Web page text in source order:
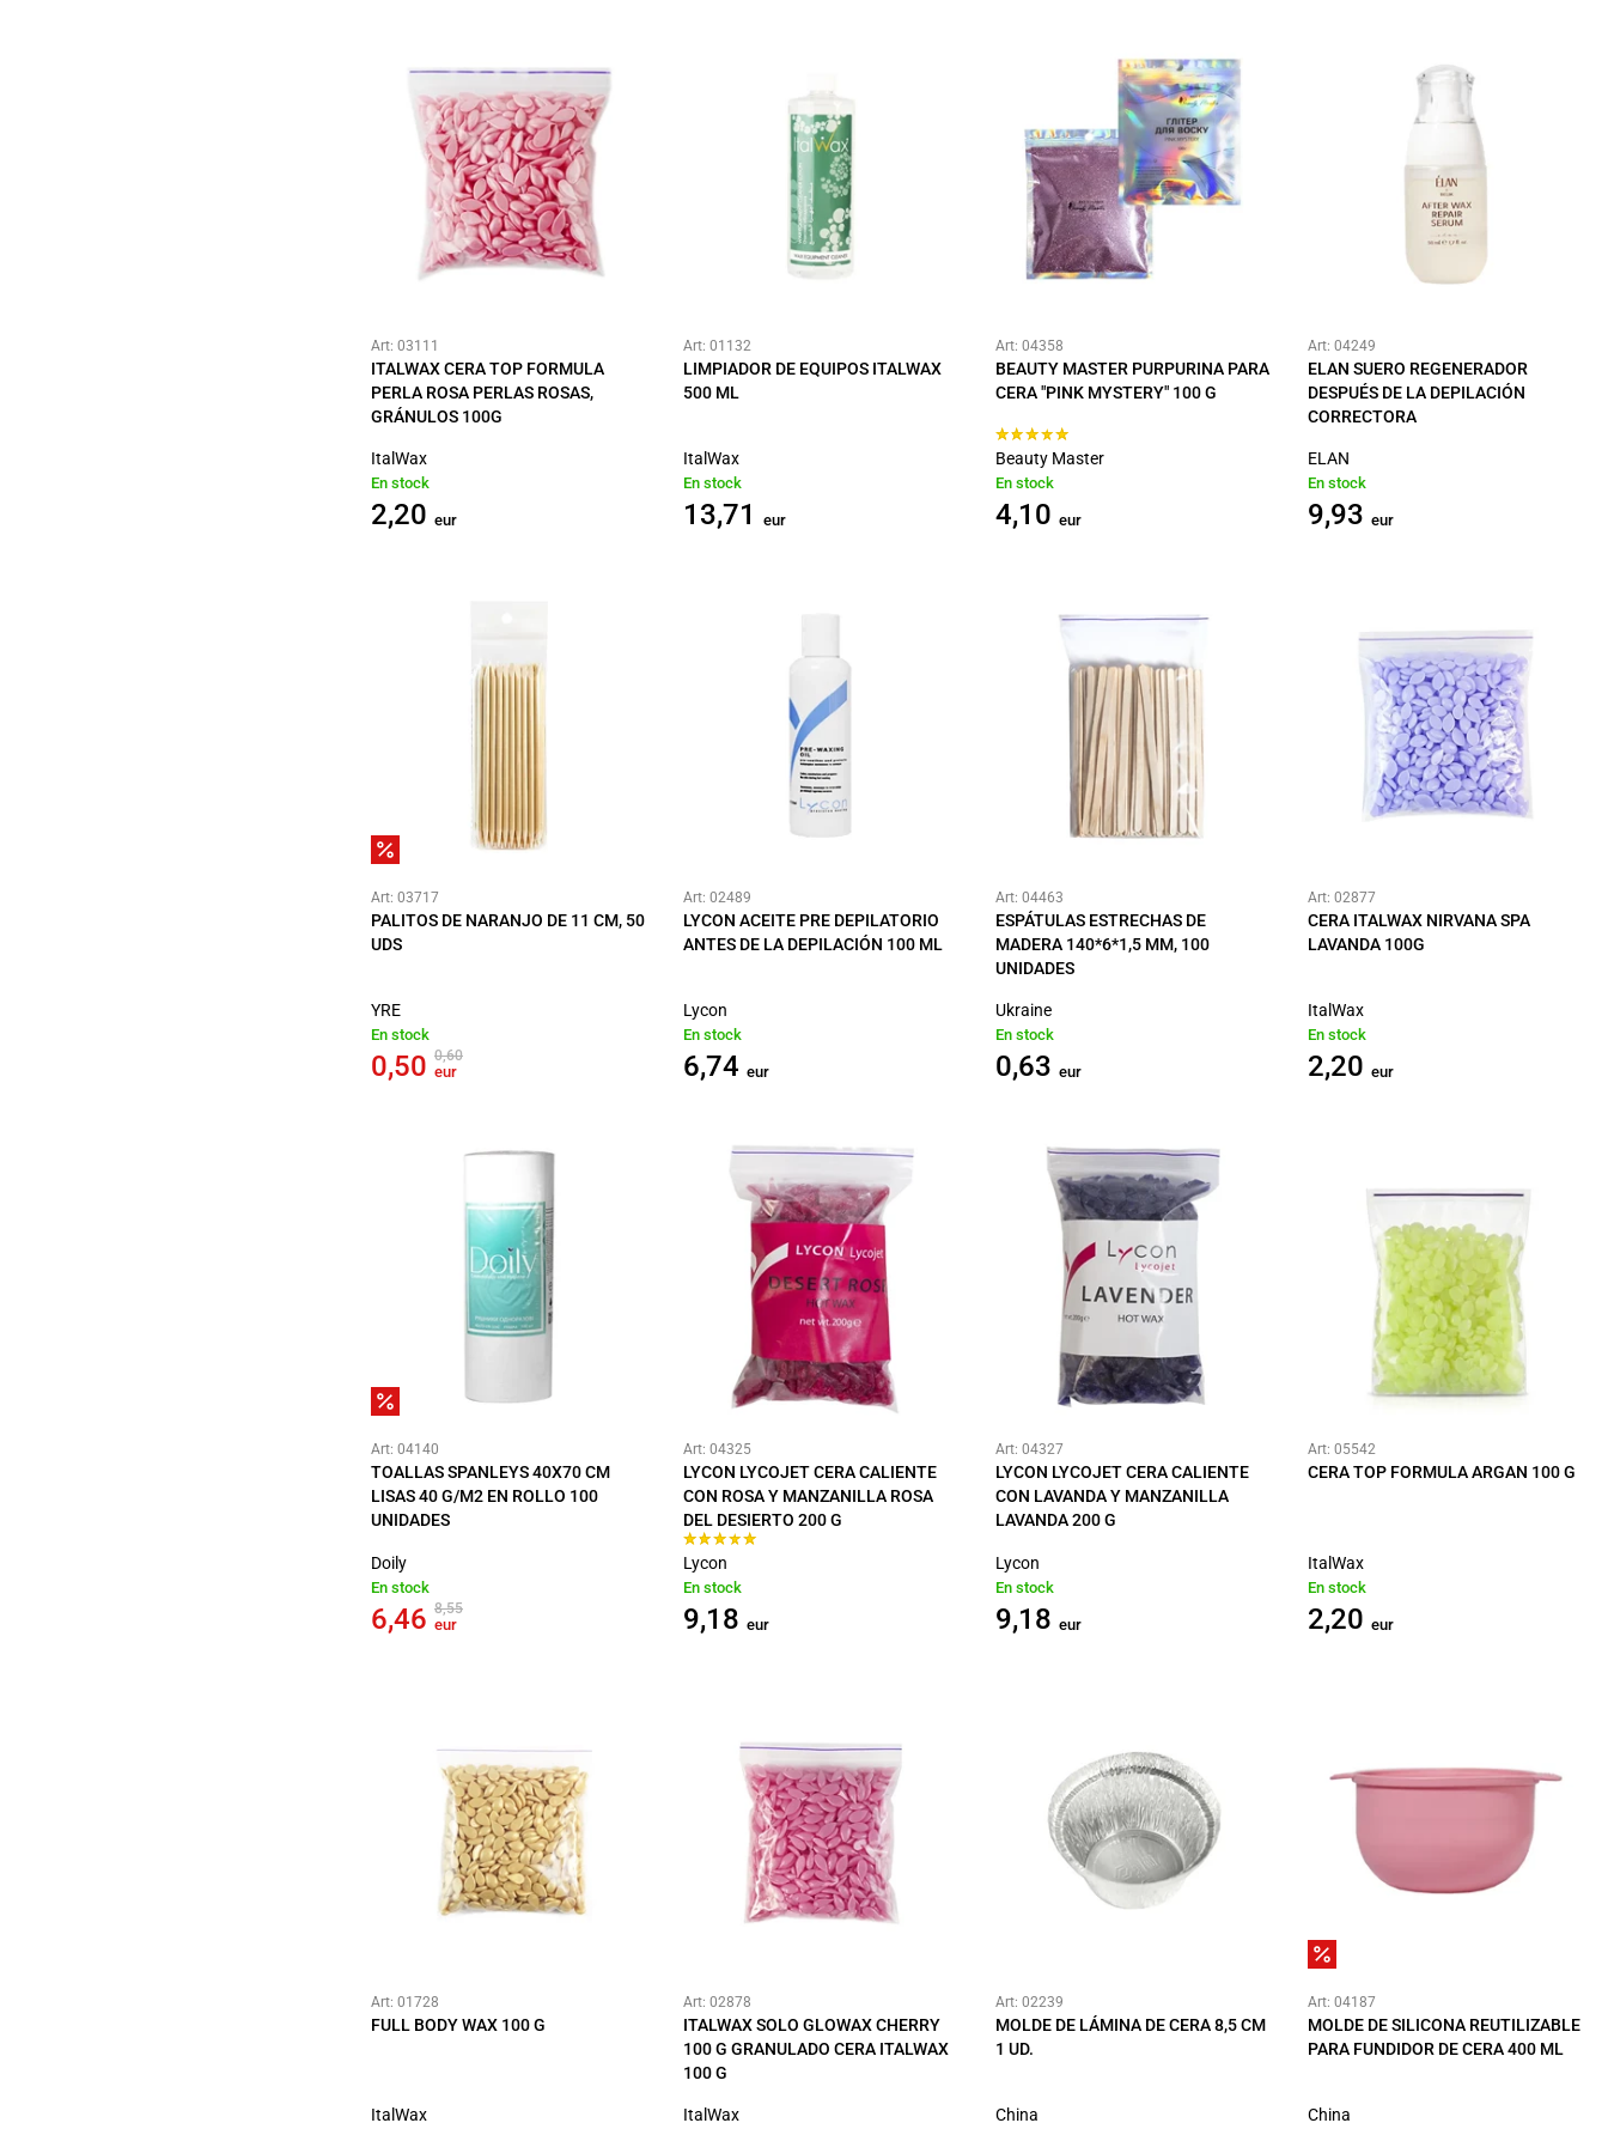
Art: 03111
ITALWAX CERA TOP FORMULA
PERLA ROSA PERLAS ROSAS,
GRÁNULOS 100G
ItalWax
En stock
2,20 eur
Art: 01132
LIMPIADOR DE EQUIPOS ITALWAX
500 ML
ItalWax
En stock
13,71 eur
Art: 04358
BEAUTY MASTER PURPURINA PARA
CERA "PINK MYSTERY" 100 G
Beauty Master
En stock
4,10 eur
Art: 04249
ELAN SUERO REGENERADOR
DESPUÉS DE LA DEPILACIÓN
CORRECTORA
ELAN
En stock
9,93 eur
Art: 03717
PALITOS DE NARANJO DE 11 CM, 50
UDS
YRE
En stock
0,50 0,60
eur
Art: 02489
LYCON ACEITE PRE DEPILATORIO
ANTES DE LA DEPILACIÓN 100 ML
Lycon
En stock
6,74 eur
Art: 04463
ESPÁTULAS ESTRECHAS DE
MADERA 140*6*1,5 MM, 100
UNIDADES
Ukraine
En stock
0,63 eur
Art: 02877
CERA ITALWAX NIRVANA SPA
LAVANDA 100G
ItalWax
En stock
2,20 eur
Art: 04140
TOALLAS SPANLEYS 40X70 CM
LISAS 40 G/M2 EN ROLLO 100
UNIDADES
Doily
En stock
6,46 8,55
eur
Art: 04325
LYCON LYCOJET CERA CALIENTE
CON ROSA Y MANZANILLA ROSA
DEL DESIERTO 200 G
Lycon
En stock
9,18 eur
Art: 04327
LYCON LYCOJET CERA CALIENTE
CON LAVANDA Y MANZANILLA
LAVANDA 200 G
Lycon
En stock
9,18 eur
Art: 05542
CERA TOP FORMULA ARGAN 100 G
ItalWax
En stock
2,20 eur
Art: 01728
FULL BODY WAX 100 G
ItalWax
Art: 02878
ITALWAX SOLO GLOWAX CHERRY
100 G GRANULADO CERA ITALWAX
100 G
ItalWax
Art: 02239
MOLDE DE LÁMINA DE CERA 8,5 CM
1 UD.
China
Art: 04187
MOLDE DE SILICONA REUTILIZABLE
PARA FUNDIDOR DE CERA 400 ML
China